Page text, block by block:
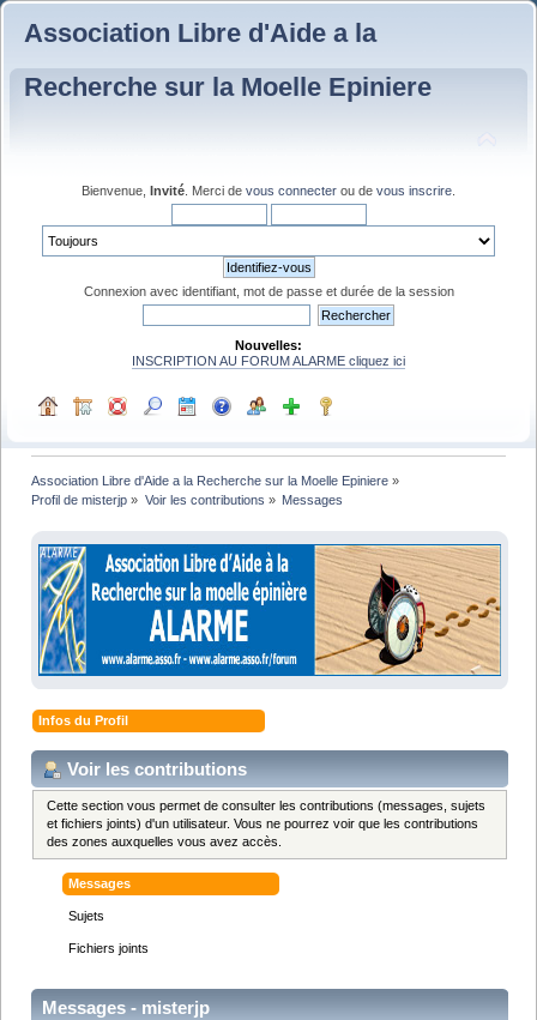
Association Libre d'Aide a la
Recherche sur la Moelle Epiniere
Bienvenue, Invité . Merci de vous connecter ou de vous inscrire
Connexion avec identifiant, mot de passe et durée de la session
Nouvelles:
INSCRIPTION AU FORUM ALARME cliquez ici
Association Libre d'Aide a la Recherche sur la Moelle Epiniere »
Profil de misterjp » Voir les contributions » Messages
Infos du Profil
Voir les contributions
Cette section vous permet de consulter les contributions (messages, sujets
et fichiers joints) d'un utilisateur. Vous ne pourrez voir que les contributions
des zones auxquelles vous avez accès.
Messages
Sujets
Fichiers joints
Messages - misterjp